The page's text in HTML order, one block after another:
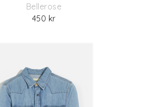
Bellerose
450 kr